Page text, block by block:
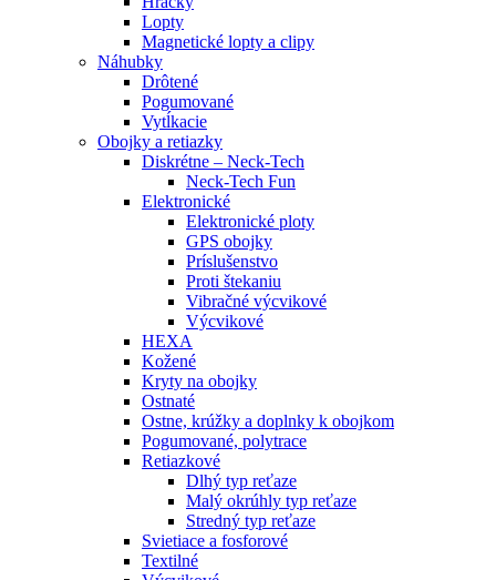
Lopty
Magnetické lopty a clipy
Náhubky
Drôtené
Pogumované
Vytĺkacie
Obojky a retiazky
Diskrétne – Neck-Tech
Neck-Tech Fun
Elektronické
Elektronické ploty
GPS obojky
Príslušenstvo
Proti štekaniu
Vibračné výcvikové
Výcvikové
HEXA
Kožené
Kryty na obojky
Ostnaté
Ostne, krúžky a doplnky k obojkom
Pogumované, polytrace
Retiazkové
Dlhý typ reťaze
Malý okrúhly typ reťaze
Stredný typ reťaze
Svietiace a fosforové
Textilné